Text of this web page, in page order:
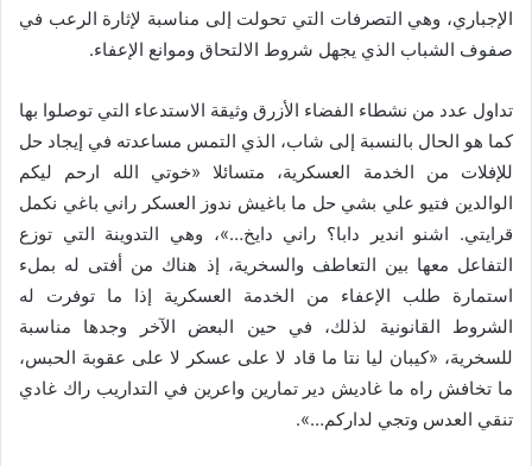
الإجباري، وهي التصرفات التي تحولت إلى مناسبة لإثارة الرعب في
صفوف الشباب الذي يجهل شروط الالتحاق وموانع الإعفاء.
تداول عدد من نشطاء الفضاء الأزرق وثيقة الاستدعاء التي توصلوا بها
كما هو الحال بالنسبة إلى شاب، الذي التمس مساعدته في إيجاد حل
للإفلات من الخدمة العسكرية، متسائلا «خوتي الله ارحم ليكم
الوالدين فتيو علي بشي حل ما باغيش ندوز العسكر راني باغي نكمل
قرايتي. اشنو اندير دابا؟ راني دايخ…»، وهي التدوينة التي توزع
التفاعل معها بين التعاطف والسخرية، إذ هناك من أفتى له بملء
استمارة طلب الإعفاء من الخدمة العسكرية إذا ما توفرت له
الشروط القانونية لذلك، في حين البعض الآخر وجدها مناسبة
للسخرية، «كيبان ليا نتا ما قاد لا على عسكر لا على عقوبة الحبس،
ما تخافش راه ما غاديش دير تمارين واعرين في التداريب راك غادي
تنقي العدس وتجي لداركم…».